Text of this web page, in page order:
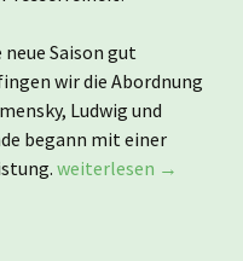
Saison gut
wir die Abordnung
Ludwig und
begann mit einer
Geglückter
weiterlesen →